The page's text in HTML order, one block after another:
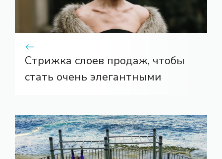
Стрижка слоев продаж, чтобы
стать очень элегантными